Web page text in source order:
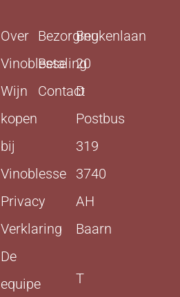
Over
Vinoblesse
Wijn
kopen
bij
Vinoblesse
Privacy
Verklaring
De
equipe
Bezorging
Betaling
Contact
Beukenlaan
20
D
Postbus
319
3740
AH
Baarn
T